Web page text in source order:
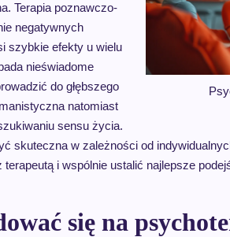
Terapia poznawczo-
negatywnych
szybkie efekty u wielu
nieświadome
do głębszego
natomiast
sensu życia.
skuteczna w zależności od
i wspólnie ustalić najlepsze
się na